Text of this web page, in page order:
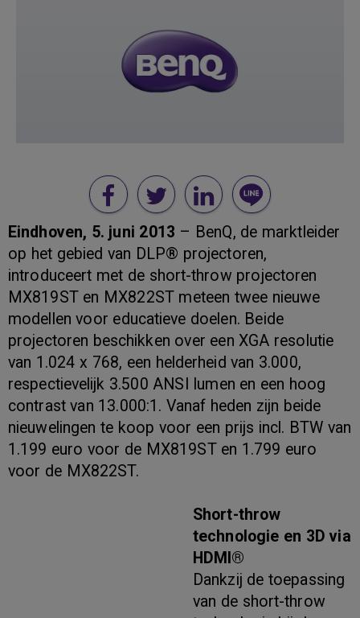
Eindhoven, 5. juni 2013 – BenQ, de marktleider
op het gebied van DLP® projectoren,
introduceert met de short-throw projectoren
MX819ST en MX822ST meteen twee nieuwe
modellen voor educatieve doelen. Beide
projectoren beschikken over een XGA resolutie
van 1.024 x 768, een helderheid van 3.000,
respectievelijk 3.500 ANSI lumen en een hoog
contrast van 13.000:1. Vanaf heden zijn beide
nieuwelingen te koop voor een prijs incl. BTW van
1.199 euro voor de MX819ST en 1.799 euro
voor de MX822ST.
Short-throw
technologie en 3D via
HDMI®
Dankzij de toepassing
van de short-throw